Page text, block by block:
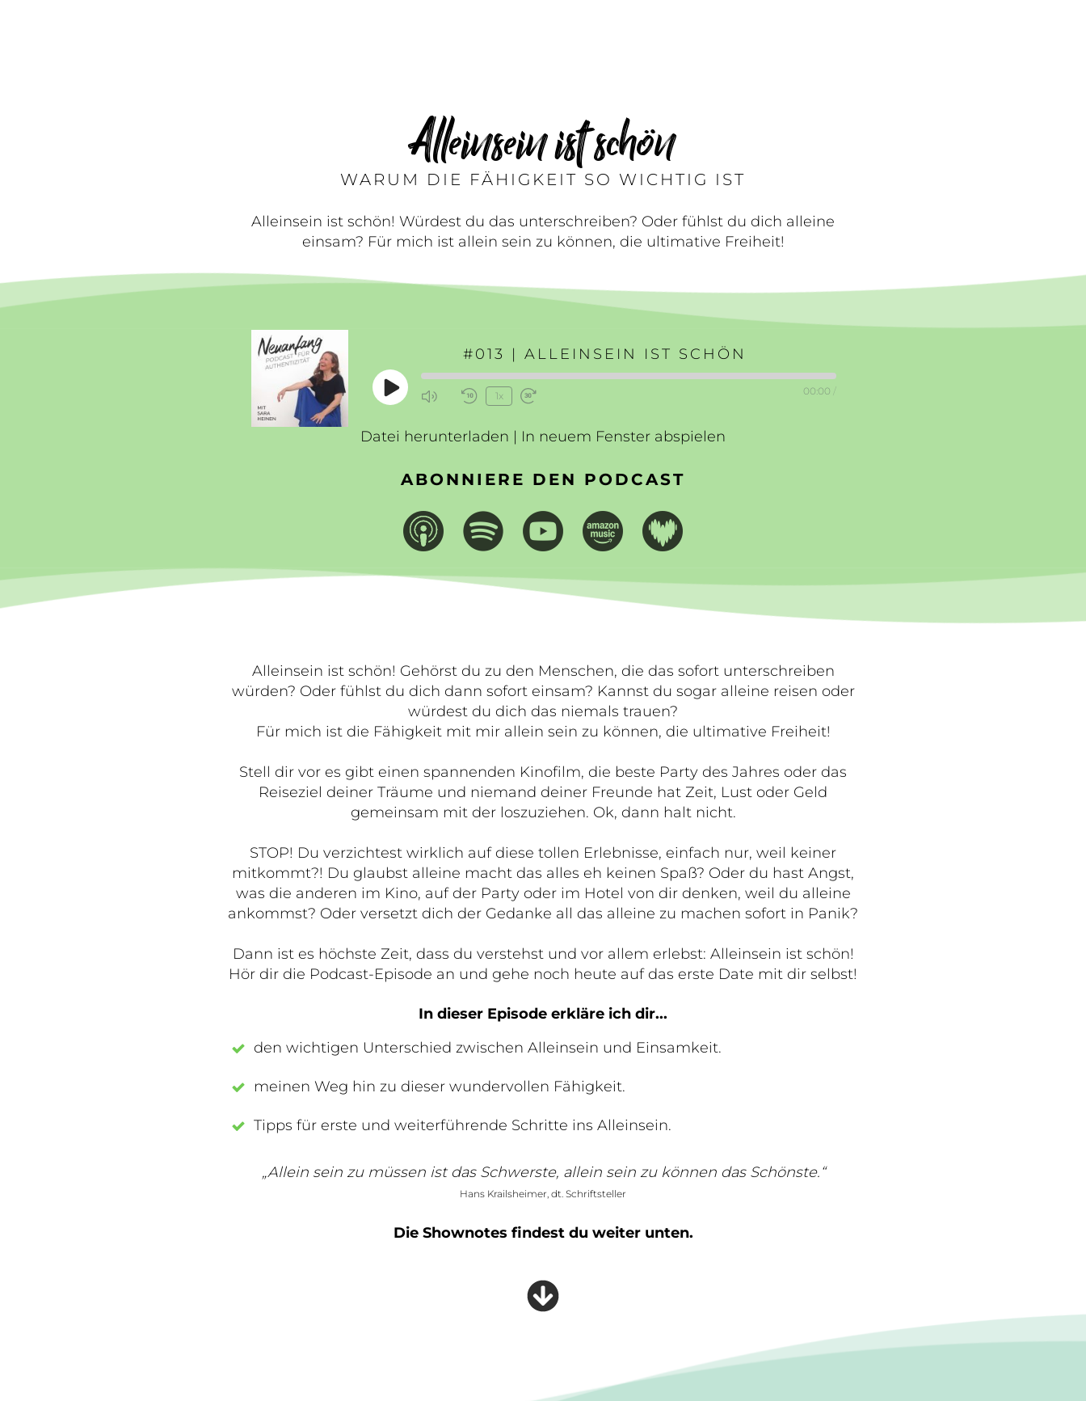
Alleinsein ist schön
WARUM DIE FÄHIGKEIT SO WICHTIG IST
Alleinsein ist schön! Würdest du das unterschreiben? Oder fühlst du dich alleine
einsam? Für mich ist allein sein zu können, die ultimative Freiheit!
#013 | ALLEINSEIN IST SCHÖN
Play
EpisodeMute/Unmute
Rewind
Seconds
1x
30
00:00 /
Datei herunterladen | In neuem Fenster abspielen
ABONNIERE DEN PODCAST
Alleinsein ist schön! Gehörst du zu den Menschen, die das sofort unterschreiben
würden? Oder fühlst du dich dann sofort einsam? Kannst du sogar alleine reisen oder
würdest du dich das niemals trauen?
Für mich ist die Fähigkeit mit mir allein sein zu können, die ultimative Freiheit!
Stell dir vor es gibt einen spannenden Kinofilm, die beste Party des Jahres oder das
Reiseziel deiner Träume und niemand deiner Freunde hat Zeit, Lust oder Geld
gemeinsam mit der loszuziehen. Ok, dann halt nicht.
STOP! Du verzichtest wirklich auf diese tollen Erlebnisse, einfach nur, weil keiner
mitkommt?! Du glaubst alleine macht das alles eh keinen Spaß? Oder du hast Angst,
was die anderen im Kino, auf der Party oder im Hotel von dir denken, weil du alleine
ankommst? Oder versetzt dich der Gedanke all das alleine zu machen sofort in Panik?
Dann ist es höchste Zeit, dass du verstehst und vor allem erlebst: Alleinsein ist schön!
Hör dir die Podcast-Episode an und gehe noch heute auf das erste Date mit dir selbst!
In dieser Episode erkläre ich dir...
den wichtigen Unterschied zwischen Alleinsein und Einsamkeit.
meinen Weg hin zu dieser wundervollen Fähigkeit.
Tipps für erste und weiterführende Schritte ins Alleinsein.
„Allein sein zu müssen ist das Schwerste, allein sein zu können das Schönste.“
Hans Krailsheimer, dt. Schriftsteller
Die Shownotes findest du weiter unten.